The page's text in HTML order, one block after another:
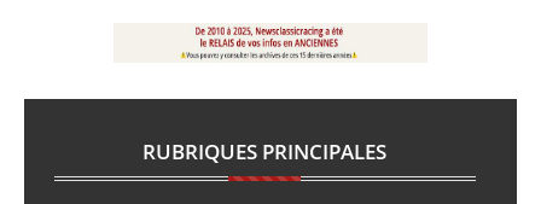
RUBRIQUES PRINCIPALES